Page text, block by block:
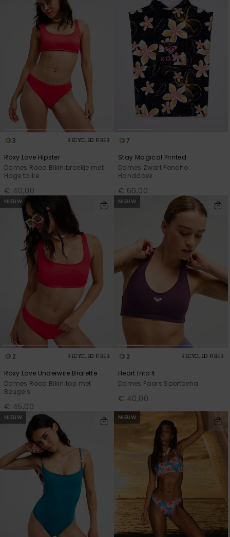
3 RECYCLED FIBER
Roxy Love Hipster
Dames Rood Bikinibroekje met
Hoge taille
€ 40,00
7
Stay Magical Printed
Dames Zwart Poncho
Handdoek
€ 60,00
NIEUW
2 RECYCLED FIBER
Roxy Love Underwire Bralette
Dames Rood Bikinitop met
Beugels
€ 45,00
NIEUW
2 RECYCLED FIBER
Heart Into It
Dames Paars Sportbeha
€ 40,00
NIEUW NIEUW